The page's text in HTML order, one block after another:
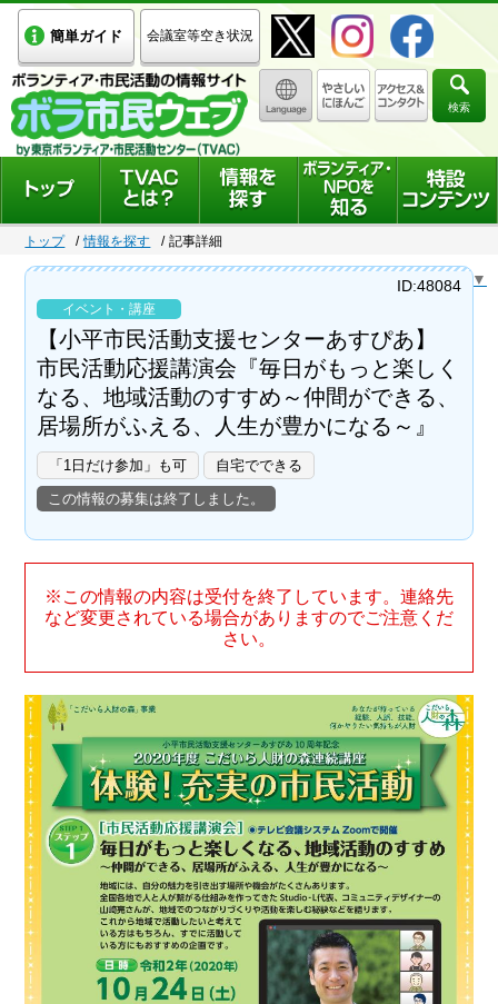
簡単ガイド 会議室等空き状況
検索
トップ 情報を探す 記事詳細
Select Language ▼
イベント・講座
【小平市民活動支援センターあすぴあ】
市民活動応援講演会『毎日がもっと楽しく
なる、地域活動のすすめ～仲間ができる、
居場所がふえる、人生が豊かになる～』
「1日だけ参加」も可
自宅でできる
この情報の募集は終了しました。
ID:48084
※この情報の内容は受付を終了しています。連絡先
など変更されている場合がありますのでご注意くだ
さい。